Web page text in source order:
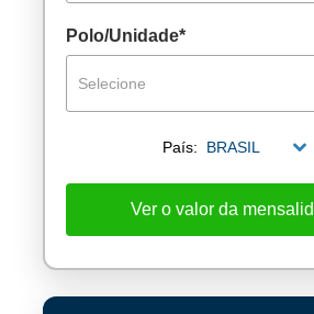
Polo/Unidade*
Selecione
País: BRASIL
Ver o valor da